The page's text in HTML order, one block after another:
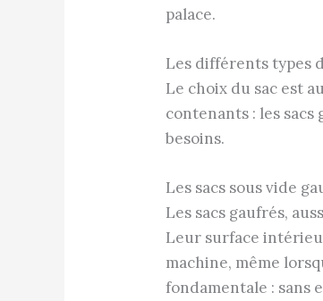
palace.
Les différents types
Le choix du sac est
contenants : les
besoins.
Les sacs sous vide
Les sacs gaufrés,
Leur surface
machine, même
fondamentale : sans